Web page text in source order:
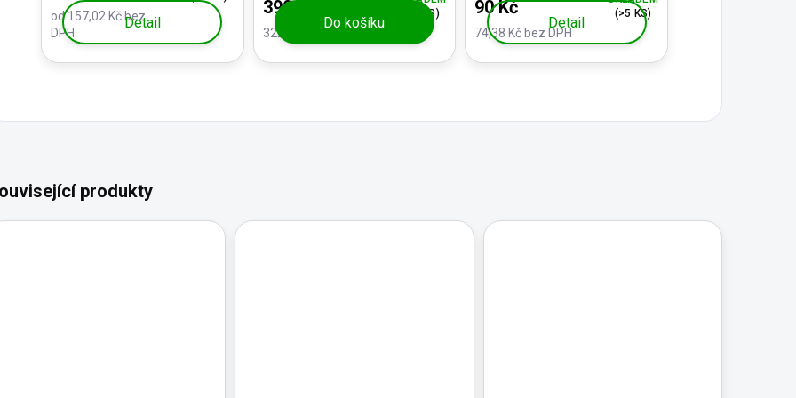
od 157,02 Kč bez
DPH
Detail
322,31 Kč bez DPH
390 Kč
(>5 KS)
Do košíku
74,38 Kč bez DPH
90 Kč
(>5 KS)
Detail
produkty